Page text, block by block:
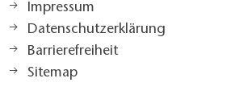
Impressum
Datenschutzerklärung
Barrierefreiheit
Sitemap